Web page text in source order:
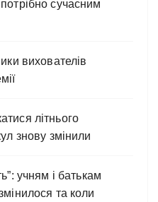
сучасним
вихователів
літнього
знову змінили
учням і батькам
та коли